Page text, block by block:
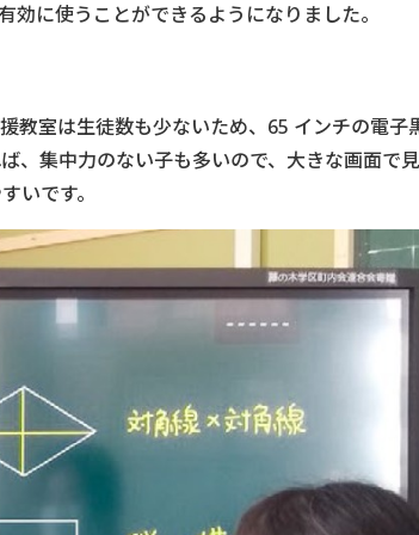
に使うことができるようになりました。
教室は生徒数も少ないため、65 インチの電子
、集中力のない子も多いので、大きな画面で
いです。